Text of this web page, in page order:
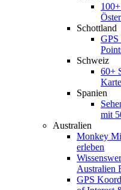
Schottland
GPS
Schweiz
60+
Spanien
mit
Australien
Monkey
erleben
Australien
GPS